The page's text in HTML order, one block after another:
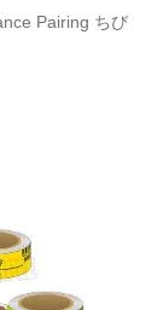
Pairing ちび